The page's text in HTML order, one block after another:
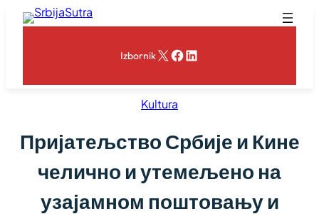
Skoči
IzbornikX Facebook
LinkedIn
Kultura
Пријатељство Србије и Кине
челично и утемељено на
узајамном поштовању и